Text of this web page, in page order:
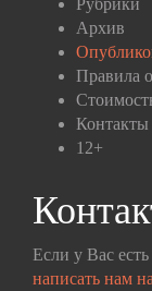
Рубрики
Архив
Правила
Контакты
12+
Если у Вас
написать нам